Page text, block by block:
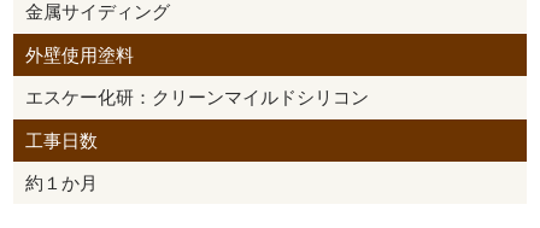
金属サイディング
外壁使用塗料
エスケー化研：クリーンマイルドシリコン
工事日数
約１か月